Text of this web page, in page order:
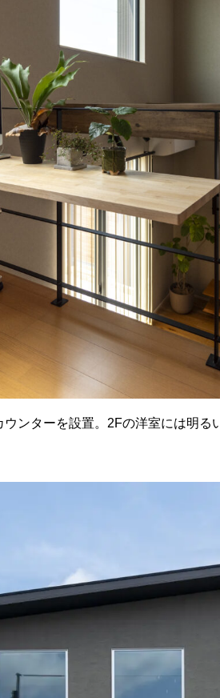
ンターを設置。2Fの洋室には明る